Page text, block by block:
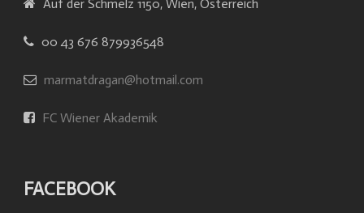
Auf der Schmelz 1150, Wien, Österreich
00 43 676 879936548
marmatdragan@hotmail.com
FC Wiener Akademik
FACEBOOK